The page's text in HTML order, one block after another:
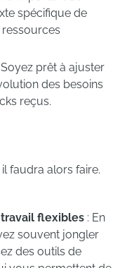
spécifique de
Soyez prêt à ajuster
des besoins
reçus.
faudra alors faire.
flexibles : En
souvent jongler
des outils de